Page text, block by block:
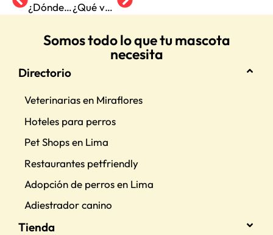
¿Dónde dejar a mi perro? ¿Qué vacunas le debo poner a mi gato?
Somos todo lo que tu mascota
necesita
Directorio
Veterinarias en Miraflores
Hoteles para perros
Pet Shops en Lima
Restaurantes petfriendly
Adopción de perros en Lima
Adiestrador canino
Tienda